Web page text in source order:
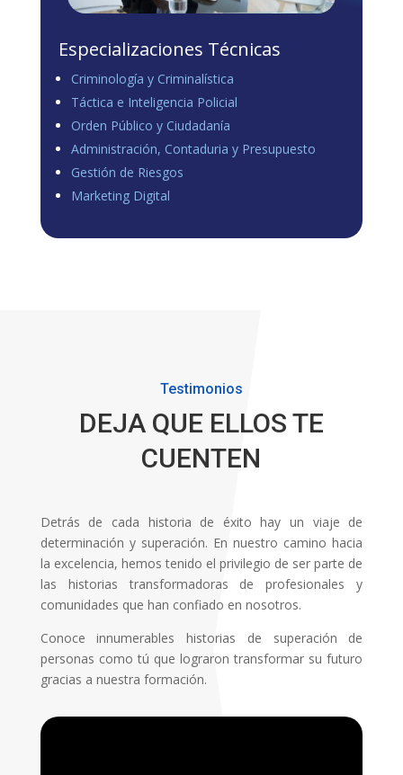
Especializaciones Técnicas
Criminología y Criminalística
Táctica e Inteligencia Policial
Orden Público y Ciudadanía
Administración, Contaduria y Presupuesto
Gestión de Riesgos
Marketing Digital
Testimonios
DEJA QUE ELLOS TE
CUENTEN
Detrás de cada historia de éxito hay un viaje de
determinación y superación. En nuestro camino hacia
la excelencia, hemos tenido el privilegio de ser parte de
las historias transformadoras de profesionales y
comunidades que han confiado en nosotros.
Conoce innumerables historias de superación de
personas como tú que lograron transformar su futuro
gracias a nuestra formación.